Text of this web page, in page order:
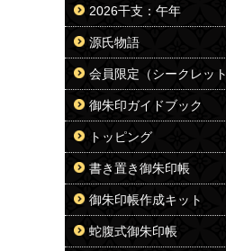
2026干支：午年
源氏物語
会員限定（シークレッ
御朱印ガイドブック
トッピング
書き置き御朱印帳
御朱印帳作成キット
蛇腹式御朱印帳